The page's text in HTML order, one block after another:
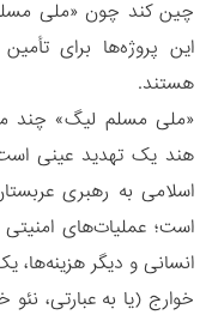
چین کند چون «ملی
این پروژه‌ها برای
هستند.
«ملی مسلم لیگ» چند
هند یک تهدید عینی
اسلامی به رهبری
است؛ عملیات‌های
انسانی و دیگر هزینه‌ها،
خوارج (یا به عبارتی،